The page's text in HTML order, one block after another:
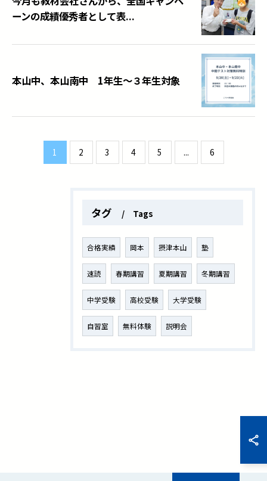
ーンの成績優秀者として表...
本山中、本山南中 1年生～３年生対象
1 2 3 4 5 ... 6
タグ Tags
合格実績 岡本 摂津本山 塾
速読 春期講習 夏期講習 冬期講習
中学受験 高校受験 大学受験
自習室 無料体験 説明会